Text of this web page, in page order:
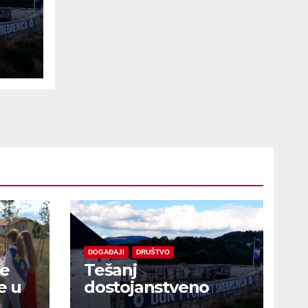
u
DOGAĐAJI DRUŠTVO
Tešanj
dostojanstveno